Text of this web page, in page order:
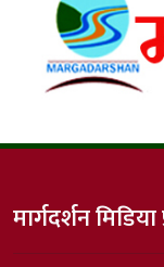
मार्गदर्शन मिडिया